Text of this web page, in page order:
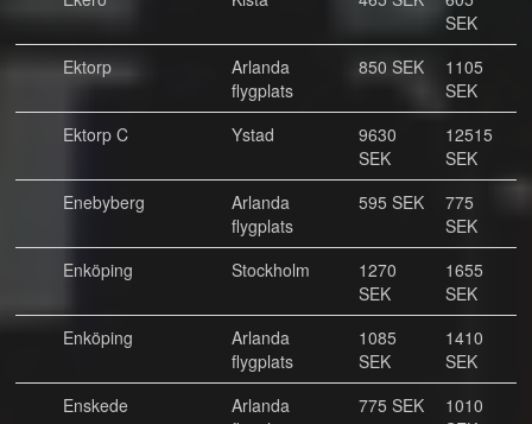
SEK
Ektorp
Arlanda
flygplats
850 SEK
1105
SEK
Ektorp C
Ystad
9630
SEK
12515
SEK
Enebyberg
Arlanda
flygplats
595 SEK
775
SEK
Enköping
Stockholm
1270
SEK
1655
SEK
Enköping
Arlanda
flygplats
1085
SEK
1410
SEK
Enskede
Arlanda
775 SEK
1010